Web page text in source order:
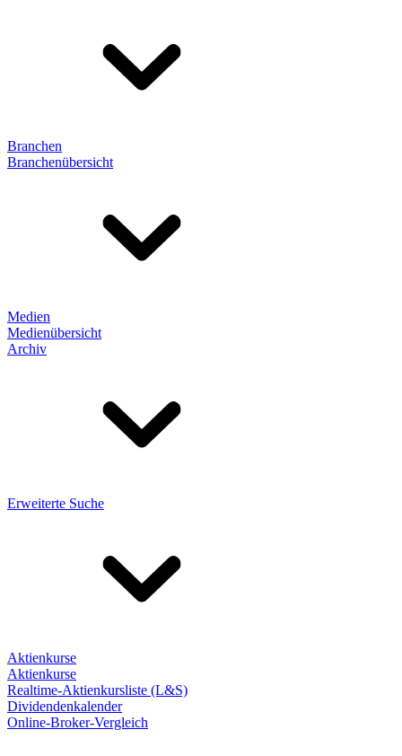
Branchen
Branchenübersicht
Medien
Medienübersicht
Archiv
Erweiterte Suche
Aktienkurse
Aktienkurse
Realtime-Aktienkursliste (L&S)
Dividendenkalender
Online-Broker-Vergleich